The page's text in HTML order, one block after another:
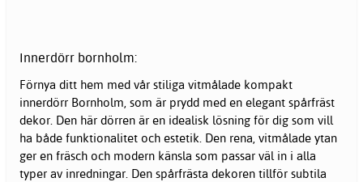
Innerdörr bornholm:
Förnya ditt hem med vår stiliga vitmålade kompakt
innerdörr Bornholm, som är prydd med en elegant spårfräst
dekor. Den här dörren är en idealisk lösning för dig som vill
ha både funktionalitet och estetik. Den rena, vitmålade ytan
ger en fräsch och modern känsla som passar väl in i alla
typer av inredningar. Den spårfrästa dekoren tillför subtila